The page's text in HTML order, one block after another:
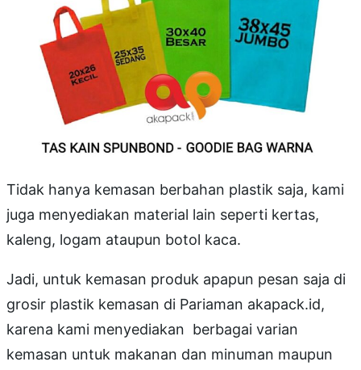
Tidak hanya kemasan berbahan plastik saja, kami
juga menyediakan material lain seperti kertas,
kaleng, logam ataupun botol kaca.
Jadi, untuk kemasan produk apapun pesan saja di
grosir plastik kemasan di Pariaman akapack.id,
karena kami menyediakan berbagai varian
kemasan untuk makanan dan minuman maupun